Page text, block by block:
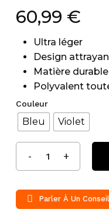
60,99 €
Ultra léger
Design
Matière durable
Polyvalent
Couleur
Bleu Violet
Parler À Un